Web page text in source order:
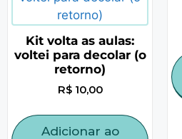
Kit volta as aulas:
voltei para decolar (o
retorno)
R$10,00
Adicionar ao